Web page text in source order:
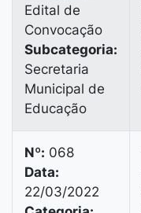
Edital de
Convocação
Subcategoria:
Secretaria
Municipal de
Educação
Nº: 068
Data:
22/03/2022